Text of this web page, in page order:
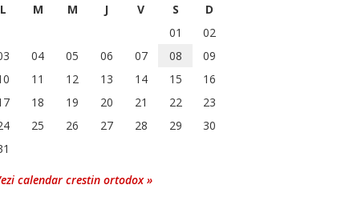
L M M J V S
D
01
02
04 05 06 07 08
09
11 12 13 14 15
16
18 19 20 21 22
23
25 26 27 28 29
30
calendar crestin ortodox »